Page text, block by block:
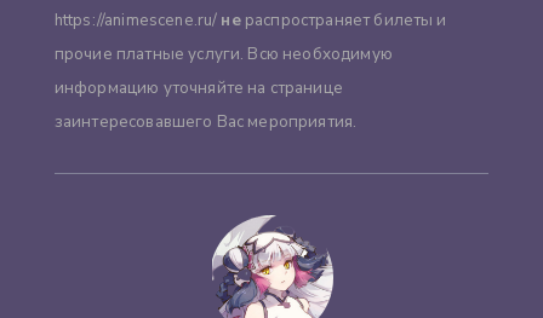
https://animescene.ru/ нераспространяет билеты и
прочие платные услуги. Всю необходимую
информацию уточняйте на странице
заинтересовавшего Вас мероприятия.